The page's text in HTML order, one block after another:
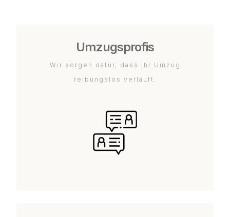
Umzugsprofis
Wir sorgen dafür, dass Ihr Umzug
reibungslos verläuft.